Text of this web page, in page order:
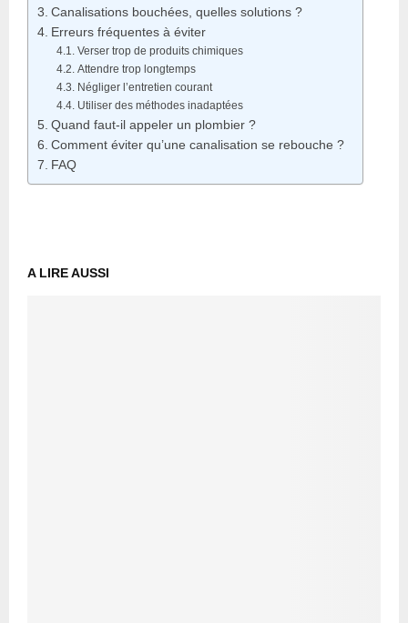
Canalisations bouchées, quelles solutions ?
Erreurs fréquentes à éviter
Verser trop de produits chimiques
Attendre trop longtemps
Négliger l’entretien courant
Utiliser des méthodes inadaptées
Quand faut-il appeler un plombier ?
Comment éviter qu’une canalisation se rebouche ?
FAQ
A LIRE AUSSI